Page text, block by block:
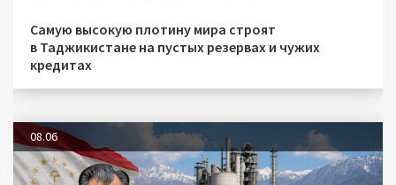
Самую высокую плотину мира строят
в Таджикистане на пустых резервах и чужих
кредитах
08.06